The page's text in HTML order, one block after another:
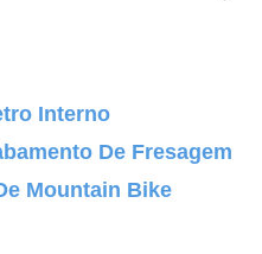
Interno
De Fresagem
Mountain Bike